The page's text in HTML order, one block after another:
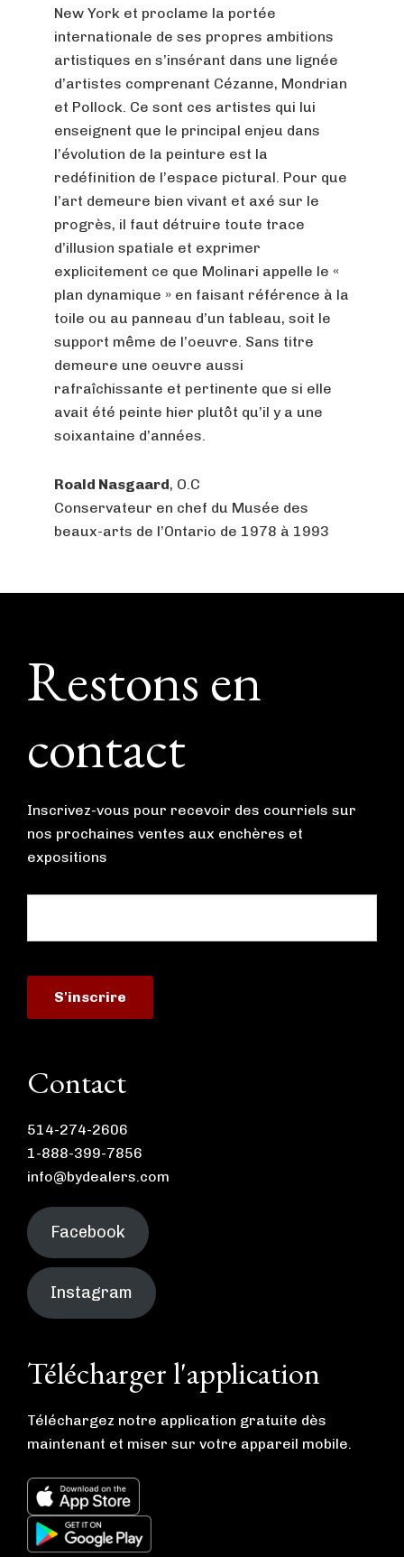
New York et proclame la portée
internationale de ses propres ambitions
artistiques en s’insérant dans une lignée
d’artistes comprenant Cézanne, Mondrian
et Pollock. Ce sont ces artistes qui lui
enseignent que le principal enjeu dans
l’évolution de la peinture est la
redéfinition de l’espace pictural. Pour que
l’art demeure bien vivant et axé sur le
progrès, il faut détruire toute trace
d’illusion spatiale et exprimer
explicitement ce que Molinari appelle le «
plan dynamique » en faisant référence à la
toile ou au panneau d’un tableau, soit le
support même de l’oeuvre. Sans titre
demeure une oeuvre aussi
rafraîchissante et pertinente que si elle
avait été peinte hier plutôt qu’il y a une
soixantaine d’années.
Roald Nasgaard, O.C
Conservateur en chef du Musée des
beaux-arts de l’Ontario de 1978 à 1993
Footer
Restons en
contact
Inscrivez-vous pour recevoir des courriels sur
nos prochaines ventes aux enchères et
expositions
Contact
514-274-2606
1-888-399-7856
info@bydealers.com
Facebook
Instagram
Télécharger l'application
Téléchargez notre application gratuite dès
maintenant et miser sur votre appareil mobile.